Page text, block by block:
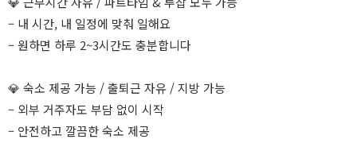
– 내 시간, 내 일정에 맞춰 일해요
– 원하면 하루 2~3시간도 충분합니다
💎 숙소 제공 가능 / 출퇴근 자유 / 지방 가능
– 외부 거주자도 부담 없이 시작
– 안전하고 깔끔한 숙소 제공